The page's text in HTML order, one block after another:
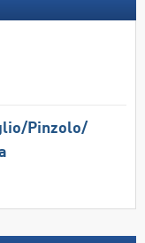
​Pinzolo/​